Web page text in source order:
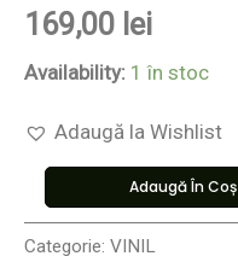
169,00 lei
Availability: 1 în stoc
Adaugă la Wishlist
Adaugă În Coș
Categorie: VINIL